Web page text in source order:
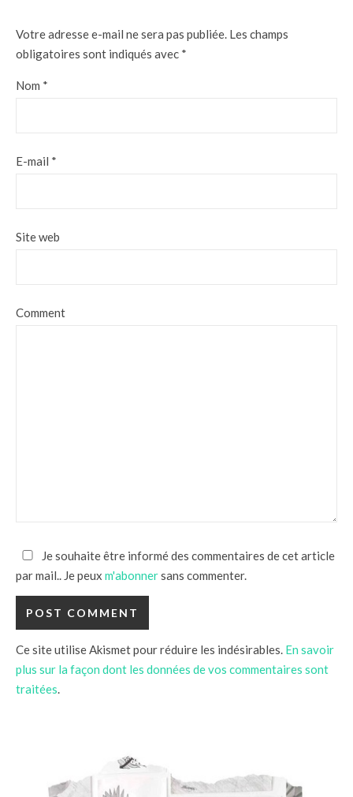
Votre adresse e-mail ne sera pas publiée. Les champs
obligatoires sont indiqués avec *
Nom *
E-mail *
Site web
Comment
Je souhaite être informé des commentaires de cet article
par mail.. Je peux m'abonnersans commenter.
Ce site utilise Akismet pour réduire les indésirables. En savoir
plus sur la façon dont les données de vos commentaires sont
traitées.